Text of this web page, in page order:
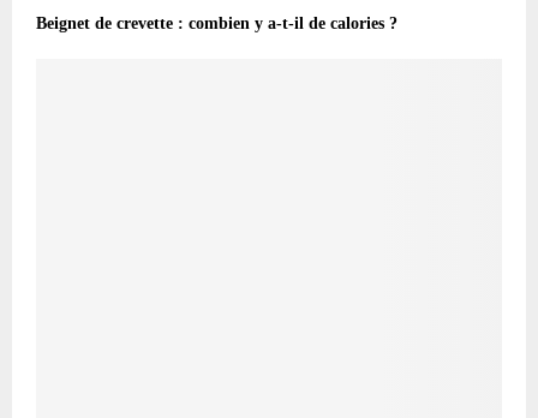
Beignet de crevette : combien y a-t-il de calories ?